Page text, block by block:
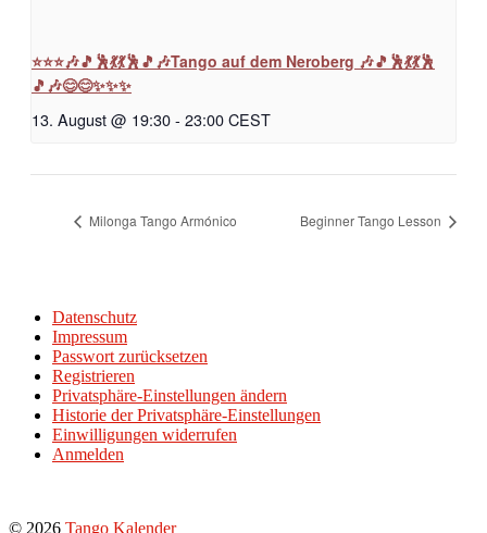
⭐⭐⭐🎶🎵🕺💃💃🕺🎵🎶Tango auf dem Neroberg 🎶🎵🕺💃💃🕺
🎵🎶😊😊✨✨✨
13. August @ 19:30- 23:00CEST
Milonga Tango Armónico Beginner Tango Lesson
Datenschutz
Impressum
Passwort zurücksetzen
Registrieren
Privatsphäre-Einstellungen ändern
Historie der Privatsphäre-Einstellungen
Einwilligungen widerrufen
Anmelden
© 2026 Tango Kalender